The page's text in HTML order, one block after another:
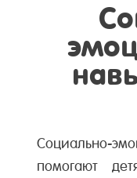
помогают